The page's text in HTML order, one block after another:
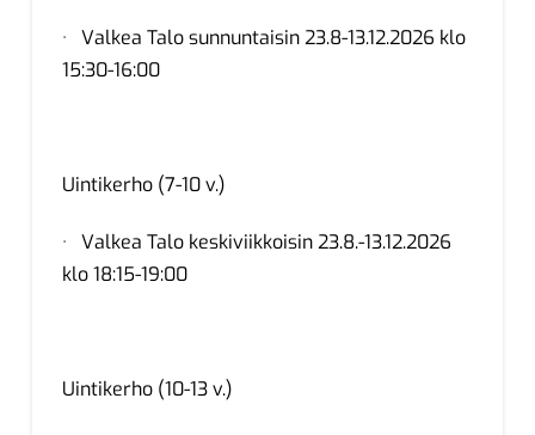
· Valkea Talo sunnuntaisin 23.8-13.12.2026 klo
15:30-16:00
Uintikerho (7-10 v.)
· Valkea Talo keskiviikkoisin 23.8.-13.12.2026
klo 18:15-19:00
Uintikerho (10-13 v.)